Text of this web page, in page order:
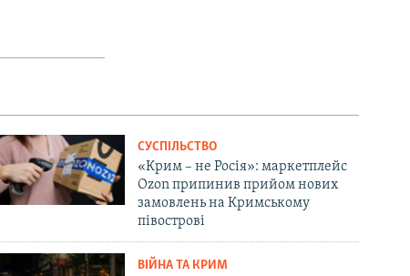
СУСПІЛЬСТВО
«Крим – не Росія»: маркетплейс
Ozon припинив прийом нових
замовлень на Кримському
півострові
ВІЙНА ТА КРИМ